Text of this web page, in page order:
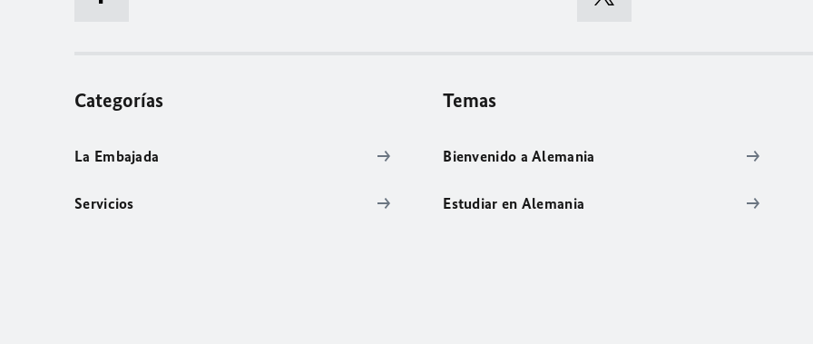
Categorías
La Embajada
Servicios
Temas
Bienvenido a Alemania
Estudiar en Alemania